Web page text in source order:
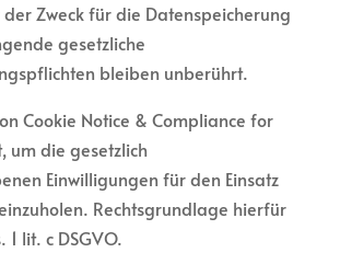
der Zweck für die Datenspeicherung
gesetzliche
bleiben unberührt.
Cookie Notice & Compliance for
um die gesetzlich
Einwilligungen für den Einsatz
Rechtsgrundlage hierfür
lit. c DSGVO.